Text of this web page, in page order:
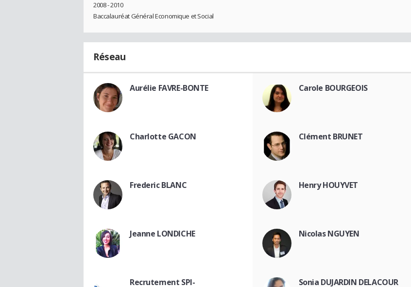
2008 - 2010
Baccalauréat Général Economique et Social
Réseau
Aurélie FAVRE-BONTE Carole BOURGEOIS
Charlotte GACON Clément BRUNET
Frederic BLANC Henry HOUYVET
Jeanne LONDICHE Nicolas NGUYEN
Recrutement SPI-
Sonia DUJARDIN DELACOUR